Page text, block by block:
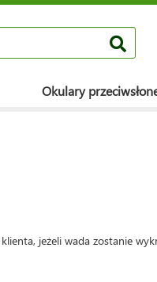
Okulary
jeżeli wada zostanie